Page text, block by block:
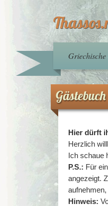
Gästebuch
Hier dürft
Herzlich
Ich schaue
P.S.: Für
angezeigt.
Hinweis: